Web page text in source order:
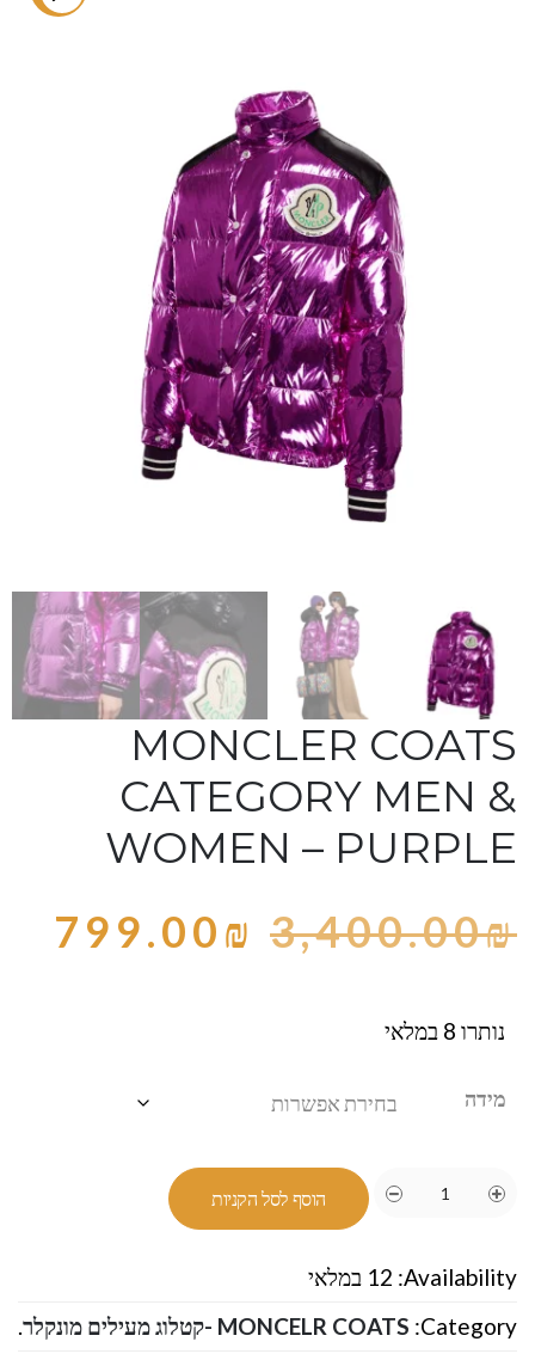
MONCLER COATS
CATEGORY MEN &
WOMEN – PURPLE
3,400.00₪
799.00₪
נותרו 8 במלאי
מידה
הוסף לסל הקניות
Availability: 12 במלאי
Category: MONCELR COATS -קטלוג מעילים מונקלר .